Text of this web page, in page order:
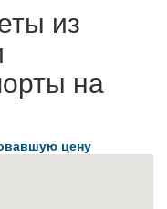
из
на
цену